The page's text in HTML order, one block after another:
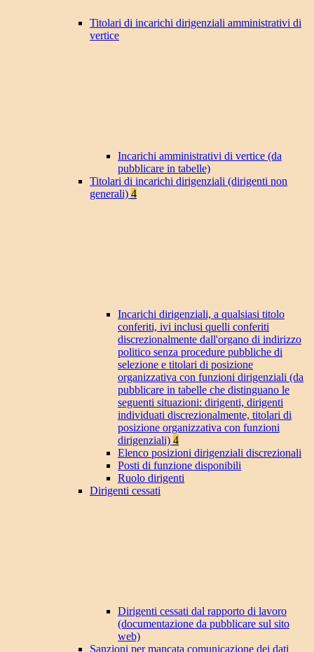
Titolari di incarichi dirigenziali amministrativi di
vertice
Incarichi amministrativi di vertice (da
pubblicare in tabelle)
Titolari di incarichi dirigenziali (dirigenti non
generali) 4
Incarichi dirigenziali, a qualsiasi titolo
conferiti, ivi inclusi quelli conferiti
discrezionalmente dall'organo di indirizzo
politico senza procedure pubbliche di
selezione e titolari di posizione
organizzativa con funzioni dirigenziali (da
pubblicare in tabelle che distinguano le
seguenti situazioni: dirigenti, dirigenti
individuati discrezionalmente, titolari di
posizione organizzativa con funzioni
dirigenziali) 4
Elenco posizioni dirigenziali discrezionali
Posti di funzione disponibili
Ruolo dirigenti
Dirigenti cessati
Dirigenti cessati dal rapporto di lavoro
(documentazione da pubblicare sul sito
web)
Sanzioni per mancata comunicazione dei dati